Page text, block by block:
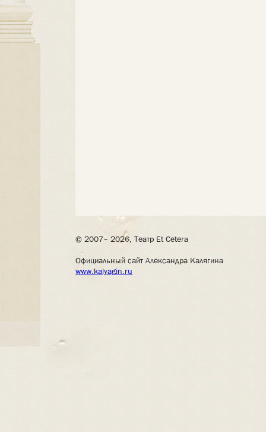
© 2007– 2026, Театр Et Cetera
Официальный сайт Александра Калягина
www.kalyagin.ru